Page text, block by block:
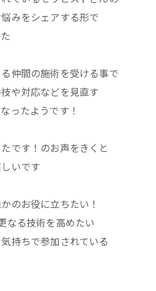
みをシェアする形で
仲間の施術を受ける事で
や対応などを見直す
ったようです！
です！のお声をきくと
いです
のお役に立ちたい！
なる技術を高めたい
持ちで参加されている